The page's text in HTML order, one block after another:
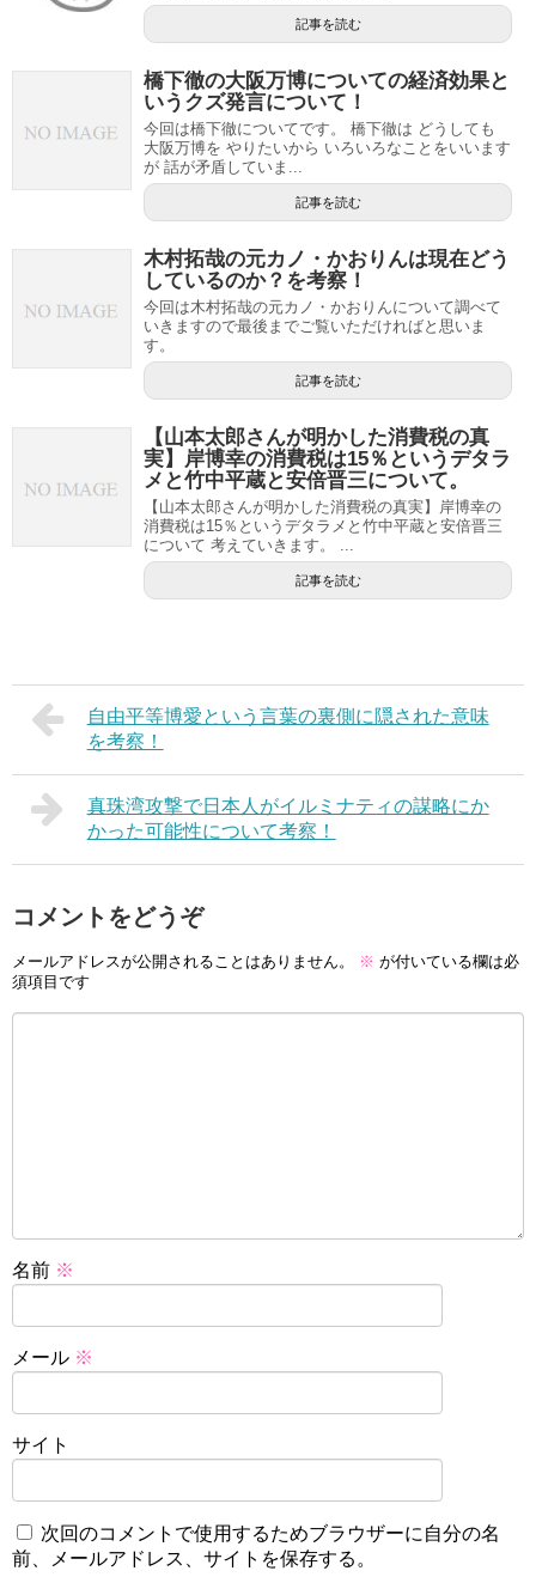
記事を読む
橋下徹の大阪万博についての経済効果と
いうクズ発言について！
今回は橋下徹についてです。 橋下徹は どうしても
大阪万博を やりたいから いろいろなことをいいます
が 話が矛盾していま...
記事を読む
木村拓哉の元カノ・かおりんは現在どう
しているのか？を考察！
今回は木村拓哉の元カノ・かおりんについて調べて
いきますので最後までご覧いただければと思いま
す。
記事を読む
【山本太郎さんが明かした消費税の真
実】岸博幸の消費税は15％というデタラ
メと竹中平蔵と安倍晋三について。
【山本太郎さんが明かした消費税の真実】岸博幸の
消費税は15％というデタラメと竹中平蔵と安倍晋三
について 考えていきます。 ...
記事を読む
自由平等博愛という言葉の裏側に隠された意味
を考察！
真珠湾攻撃で日本人がイルミナティの謀略にか
かった可能性について考察！
コメントをどうぞ
メールアドレスが公開されることはありません。 ※ が付いている欄は必
須項目です
名前 ※
メール ※
サイト
次回のコメントで使用するためブラウザーに自分の名
前、メールアドレス、サイトを保存する。